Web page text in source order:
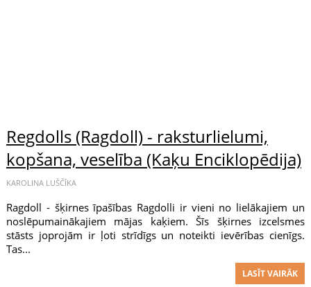
Regdolls (Ragdoll) - raksturlielumi,
kopšana, veselība (Kaķu Enciklopēdija)
KAROLINA LUŠČĪKA
Ragdoll - šķirnes īpašības Ragdolli ir vieni no lielākajiem un
noslēpumainākajiem mājas kaķiem. Šīs šķirnes izcelsmes
stāsts joprojām ir ļoti strīdīgs un noteikti ievērības cienīgs.
Tas...
LASĪT VAIRĀK